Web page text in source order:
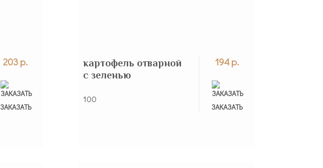
203 р.
ЗАКАЗАТЬ
ЗАКАЗАНО
194 р.
ЗАКАЗАТЬ
ЗАКАЗАНО
картофель отварной
с зеленью
100